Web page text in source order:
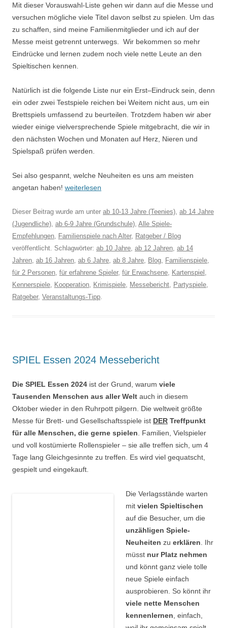
Mit dieser Vorauswahl-Liste gehen wir dann auf die Messe und
versuchen mögliche viele Titel davon selbst zu spielen. Um das
zu schaffen, sind meine Familienmitglieder und ich auf der
Messe meist getrennt unterwegs. Wir bekommen so mehr
Eindrücke und lernen zudem noch viele nette Leute an den
Spieltischen kennen.
Natürlich ist die folgende Liste nur ein Erst–Eindruck sein, denn
ein oder zwei Testspiele reichen bei Weitem nicht aus, um ein
Brettspiels umfassend zu beurteilen. Trotzdem haben wir aber
wieder einige vielversprechende Spiele mitgebracht, die wir in
den nächsten Wochen und Monaten auf Herz, Nieren und
Spielspaß prüfen werden.
Sei also gespannt, welche Neuheiten es uns am meisten
angetan haben! weiterlesen
Dieser Beitrag wurde am unter ab 10-13 Jahre (Teenies), ab 14 Jahre
(Jugendliche), ab 6-9 Jahre (Grundschule), Alle Spiele-
Empfehlungen, Familienspiele nach Alter, Ratgeber / Blog
veröffentlicht. Schlagwörter: ab 10 Jahre, ab 12 Jahren, ab 14
Jahren, ab 16 Jahren, ab 6 Jahre, ab 8 Jahre, Blog, Familienspiele,
für 2 Personen, für erfahrene Spieler, für Erwachsene, Kartenspiel ,
Kennerspiele, Kooperation, Krimispiele, Messebericht, Partyspiele,
Ratgeber, Veranstaltungs-Tipp.
SPIEL Essen 2024 Messebericht
Die SPIEL Essen 2024 ist der Grund, warum viele
Tausenden Menschen aus aller Welt auch in diesem
Oktober wieder in den Ruhrpott pilgern. Die weltweit größte
Messe für Brett- und Gesellschaftsspiele ist DER Treffpunkt
für alle Menschen, die gerne spielen. Familien, Vielspieler
und voll kostümierte Rollenspieler – sie alle treffen sich, um 4
Tage lang Gleichgesinnte zu treffen. Es wird viel gequatscht,
gespielt und eingekauft.
Die Verlagsstände warten
mit vielen Spieltischen
auf die Besucher, um die
unzähligen Spiele-
Neuheiten zu erklären. Ihr
müsst nur Platz nehmen
und könnt ganz viele tolle
neue Spiele einfach
ausprobieren. So könnt ihr
viele nette Menschen
kennenlernen, einfach,